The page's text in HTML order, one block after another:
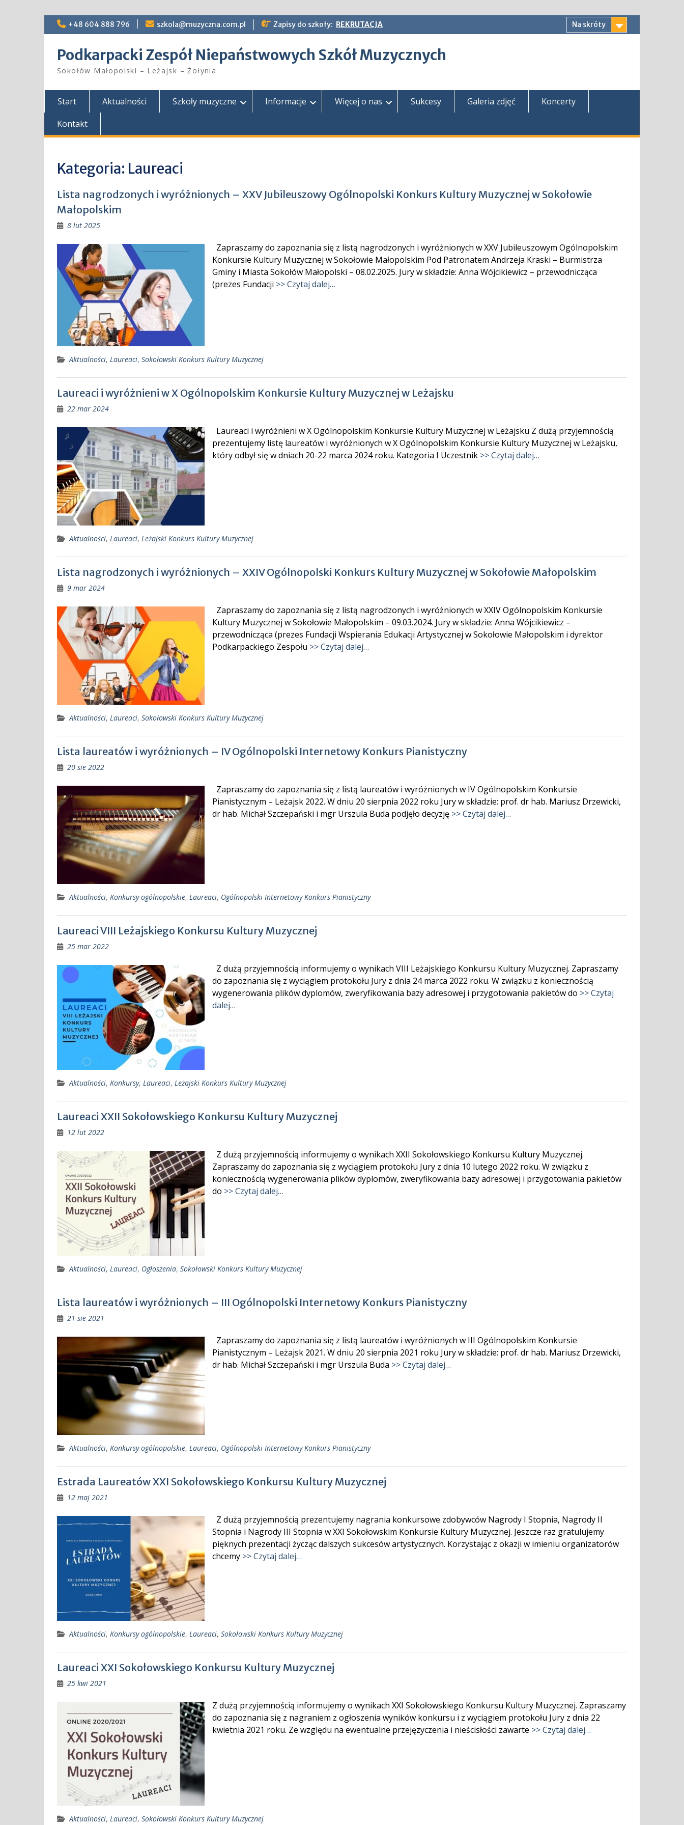
Skip
+48 604 888 796 szkola@muzyczna.com.pl Zapisy do szkoły: REKRUTACJA Na skróty
Podkarpacki Zespół Niepaństwowych Szkół Muzycznych
Sokołów Małopolski – Leżajsk – Żołynia
Start Aktualności Szkoły muzyczne Informacje Więcej o nas Sukcesy Galeria zdjęć
Koncerty
Kontakt
Kategoria: Laureaci
Lista nagrodzonych i wyróżnionych – XXV Jubileuszowy Ogólnopolski Konkurs Kultury Muzycznej w Sokołowie
Małopolskim
8 lut 2025
Zapraszamy do zapoznania się z listą nagrodzonych i wyróżnionych w XXV Jubileuszowym Ogólnopolskim
Konkursie Kultury Muzycznej w Sokołowie Małopolskim Pod Patronatem Andrzeja Kraski – Burmistrza
Gminy i Miasta Sokołów Małopolski – 08.02.2025. Jury w składzie: Anna Wójcikiewicz – przewodnicząca
(prezes Fundacji >> Czytaj dalej…
Aktualności, Laureaci, Sokołowski Konkurs Kultury Muzycznej
Laureaci i wyróżnieni w X Ogólnopolskim Konkursie Kultury Muzycznej w Leżajsku
22 mar 2024
Laureaci i wyróżnieni w X Ogólnopolskim Konkursie Kultury Muzycznej w Leżajsku Z dużą przyjemnością
prezentujemy listę laureatów i wyróżnionych w X Ogólnopolskim Konkursie Kultury Muzycznej w Leżajsku,
który odbył się w dniach 20-22 marca 2024 roku. Kategoria I Uczestnik >> Czytaj dalej…
Aktualności, Laureaci, Leżajski Konkurs Kultury Muzycznej
Lista nagrodzonych i wyróżnionych – XXIV Ogólnopolski Konkurs Kultury Muzycznej w Sokołowie Małopolskim
9 mar 2024
Zapraszamy do zapoznania się z listą nagrodzonych i wyróżnionych w XXIV Ogólnopolskim Konkursie
Kultury Muzycznej w Sokołowie Małopolskim – 09.03.2024. Jury w składzie: Anna Wójcikiewicz –
przewodnicząca (prezes Fundacji Wspierania Edukacji Artystycznej w Sokołowie Małopolskim i dyrektor
Podkarpackiego Zespołu >> Czytaj dalej…
Aktualności, Laureaci, Sokołowski Konkurs Kultury Muzycznej
Lista laureatów i wyróżnionych – IV Ogólnopolski Internetowy Konkurs Pianistyczny
20 sie 2022
Zapraszamy do zapoznania się z listą laureatów i wyróżnionych w IV Ogólnopolskim Konkursie
Pianistycznym – Leżajsk 2022. W dniu 20 sierpnia 2022 roku Jury w składzie: prof. dr hab. Mariusz Drzewicki,
dr hab. Michał Szczepański i mgr Urszula Buda podjęło decyzję >> Czytaj dalej…
Aktualności, Konkursy ogólnopolskie, Laureaci, Ogólnopolski Internetowy Konkurs Pianistyczny
Laureaci VIII Leżajskiego Konkursu Kultury Muzycznej
25 mar 2022
Z dużą przyjemnością informujemy o wynikach VIII Leżajskiego Konkursu Kultury Muzycznej. Zapraszamy
do zapoznania się z wyciągiem protokołu Jury z dnia 24 marca 2022 roku. W związku z koniecznością
wygenerowania plików dyplomów, zweryfikowania bazy adresowej i przygotowania pakietów do >> Czytaj
dalej…
Aktualności, Konkursy, Laureaci, Leżajski Konkurs Kultury Muzycznej
Laureaci XXII Sokołowskiego Konkursu Kultury Muzycznej
12 lut 2022
Z dużą przyjemnością informujemy o wynikach XXII Sokołowskiego Konkursu Kultury Muzycznej.
Zapraszamy do zapoznania się z wyciągiem protokołu Jury z dnia 10 lutego 2022 roku. W związku z
koniecznością wygenerowania plików dyplomów, zweryfikowania bazy adresowej i przygotowania pakietów
do >> Czytaj dalej…
Aktualności, Laureaci, Ogłoszenia, Sokołowski Konkurs Kultury Muzycznej
Lista laureatów i wyróżnionych – III Ogólnopolski Internetowy Konkurs Pianistyczny
21 sie 2021
Zapraszamy do zapoznania się z listą laureatów i wyróżnionych w III Ogólnopolskim Konkursie
Pianistycznym – Leżajsk 2021. W dniu 20 sierpnia 2021 roku Jury w składzie: prof. dr hab. Mariusz Drzewicki,
dr hab. Michał Szczepański i mgr Urszula Buda >> Czytaj dalej…
Aktualności, Konkursy ogólnopolskie, Laureaci, Ogólnopolski Internetowy Konkurs Pianistyczny
Estrada Laureatów XXI Sokołowskiego Konkursu Kultury Muzycznej
12 maj 2021
Z dużą przyjemnością prezentujemy nagrania konkursowe zdobywców Nagrody I Stopnia, Nagrody II
Stopnia i Nagrody III Stopnia w XXI Sokołowskim Konkursie Kultury Muzycznej. Jeszcze raz gratulujemy
pięknych prezentacji życząc dalszych sukcesów artystycznych. Korzystając z okazji w imieniu organizatorów
chcemy >> Czytaj dalej…
Aktualności, Konkursy ogólnopolskie, Laureaci, Sokołowski Konkurs Kultury Muzycznej
Laureaci XXI Sokołowskiego Konkursu Kultury Muzycznej
25 kwi 2021
Z dużą przyjemnością informujemy o wynikach XXI Sokołowskiego Konkursu Kultury Muzycznej. Zapraszamy
do zapoznania się z nagraniem z ogłoszenia wyników konkursu i z wyciągiem protokołu Jury z dnia 22
kwietnia 2021 roku. Ze względu na ewentualne przejęzyczenia i nieścisłości zawarte >> Czytaj dalej…
Aktualności, Laureaci, Sokołowski Konkurs Kultury Muzycznej